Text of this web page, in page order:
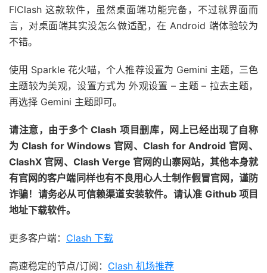
FlClash 这款软件，虽然桌面端功能完备，不过就界面而
言，对桌面端其实没怎么做适配，在 Android 端体验较为
不错。
使用 Sparkle 花火喵，个人推荐设置为 Gemini 主题，三色
主题较为美观，设置方式为 外观设置 – 主题 – 拉去主题，
再选择 Gemini 主题即可。
请注意，由于多个 Clash 项目删库，网上已经出现了自称
为 Clash for Windows 官网、Clash for Android 官网、
ClashX 官网、Clash Verge 官网的山寨网站，其他本身就
有官网的客户端同样也有不良用心人士制作假冒官网，谨防
诈骗！请务必从可信赖渠道安装软件。 请认准 Github 项目
地址下载软件。
更多客户端： Clash 下载
高速稳定的节点/订阅： Clash 机场推荐